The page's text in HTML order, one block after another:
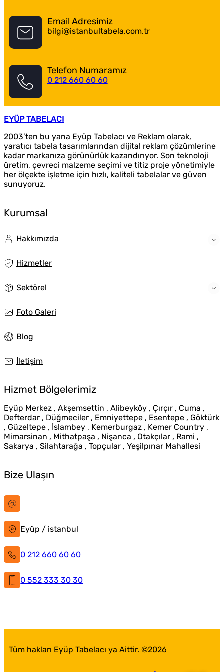
Email Adresimiz
bilgi@istanbultabela.com.tr
Telefon Numaramız
0 212 660 60 60
EYÜP TABELACI
2003’ten bu yana Eyüp Tabelacı ve Reklam olarak,
yaratıcı tabela tasarımlarından dijital reklam çözümlerine
kadar markanıza görünürlük kazandırıyor. Son teknoloji
üretim, çevreci malzeme seçimi ve titiz proje yönetimiyle
her ölçekte işletme için hızlı, kaliteli tabelalar ve güven
sunuyoruz.
Kurumsal
Hakkımızda
Hizmetler
Sektörel
Foto Galeri
Blog
İletişim
Hizmet Bölgelerimiz
Eyüp Merkez , Akşemsettin , Alibeyköy , Çırçır , Cuma ,
Defterdar , Düğmeciler , Emniyettepe , Esentepe , Göktürk
, Güzeltepe , İslambey , Kemerburgaz , Kemer Country ,
Mimarsinan , Mithatpaşa , Nişanca , Otakçılar , Rami ,
Sakarya , Silahtarağa , Topçular , Yeşilpınar Mahallesi
Bize Ulaşın
Eyüp / istanbul
0 212 660 60 60
0 552 333 30 30
Tüm hakları Eyüp Tabelacı ya Aittir. ©2026
İstanbul Tabela